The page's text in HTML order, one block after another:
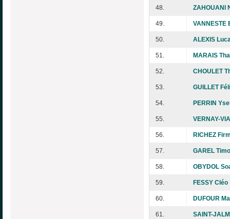
48. ZAHOUANI
49. VANNESTE
50. ALEXIS
51. MARAIS
52. CHOULET
53. GUILLET
54. PERRIN
55. VERNAY-
56. RICHEZ
57. GAREL
58. OBYDOL
59. FESSY Cléo
60. DUFOUR
61. SAINT-